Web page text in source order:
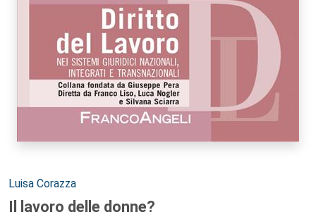
Autori:
Luisa Corazza
Il lavoro delle donne?